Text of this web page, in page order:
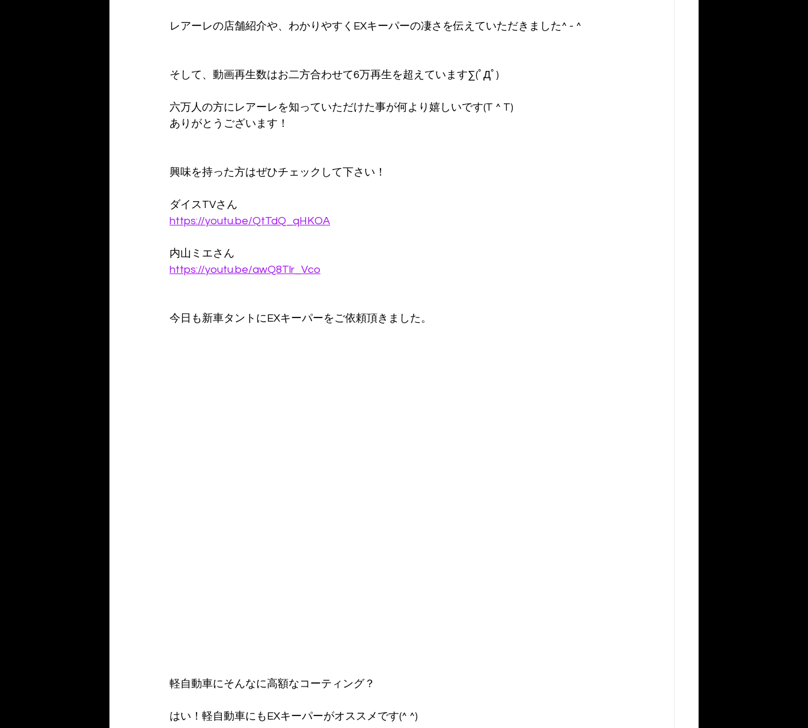
レアーレの店舗紹介や、わかりやすくEXキーパーの凄さを伝えていただきました^ - ^
そして、動画再生数はお二方合わせて6万再生を超えています∑(ﾟДﾟ)
六万人の方にレアーレを知っていただけた事が何より嬉しいです(T ^ T)
ありがとうございます！
興味を持った方はぜひチェックして下さい！
ダイスTVさん
https://youtu.be/QtTdQ_qHKOA
内山ミエさん
https://youtu.be/awQ8Tlr_Vco
今日も新車タントにEXキーパーをご依頼頂きました。
軽自動車にそんなに高額なコーティング？
はい！軽自動車にもEXキーパーがオススメです(^ ^)